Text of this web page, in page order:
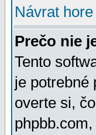
Návrat hore
Prečo nie
Tento
je potrebné
overte si,